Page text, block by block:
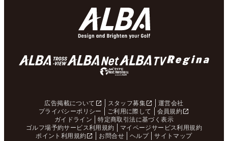
広告掲載について スタッフ募集
運営会社
プライバシーポリシー
ご利用に際して
会員規約
ガイドライン
特定商取引法に基づく表示
ゴルフ場予約サービス利用規約
マイページサービス利用規約
ポイント利用規約
お問合せ ヘルプ サイトマップ